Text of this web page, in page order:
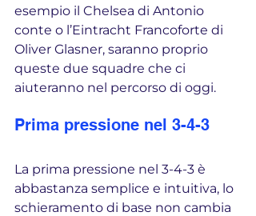
esempio il Chelsea di Antonio
conte o l’Eintracht Francoforte di
Oliver Glasner, saranno proprio
queste due squadre che ci
aiuteranno nel percorso di oggi.
Prima pressione nel 3-4-3
La prima pressione nel 3-4-3 è
abbastanza semplice e intuitiva, lo
schieramento di base non cambia